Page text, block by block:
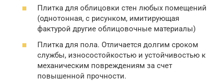
Плитка для облицовки стен любых помещений
(однотонная, с рисунком, имитирующая
фактурой другие облицовочные материалы)
Плитка для пола. Отличается долгим сроком
службы, износостойкостью и устойчивостью к
механическим повреждениям за счет
повышенной прочности.